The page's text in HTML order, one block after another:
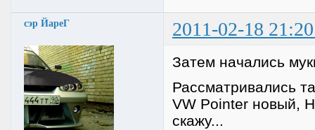
сэр ЙареГ 2011-02-18
Затем начались
Рассматривались
VW Pointer новый,
скажу...